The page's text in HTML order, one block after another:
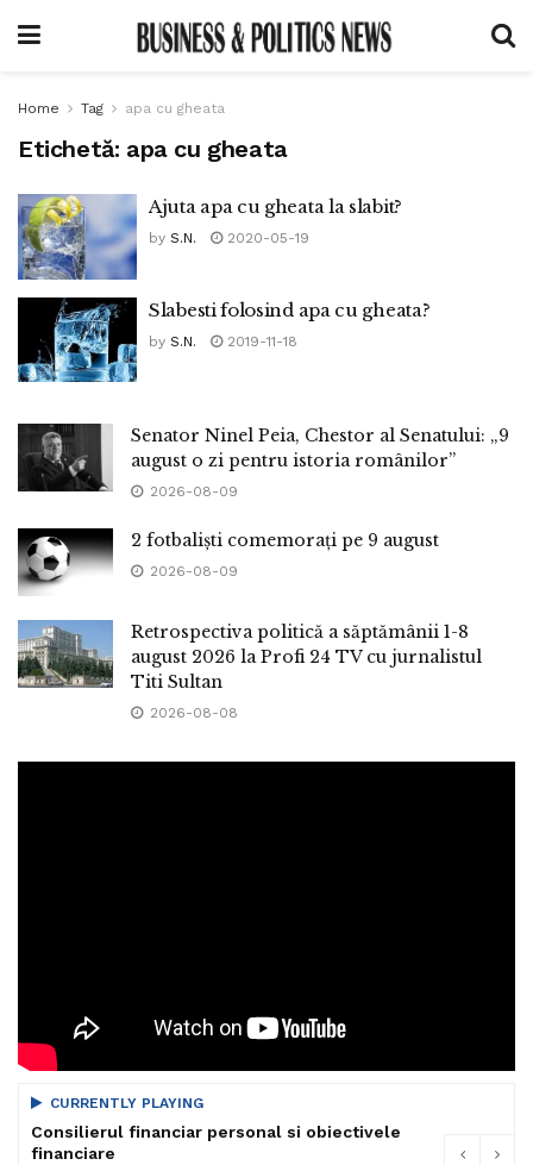
Home Tag apa cu gheata
Etichetă: apa cu gheata
Ajuta apa cu gheata la slabit?
by S.N. 2020-05-19
Slabesti folosind apa cu gheata?
by S.N. 2019-11-18
Senator Ninel Peia, Chestor al Senatului: „9
august o zi pentru istoria românilor”
2026-08-09
2 fotbaliști comemorați pe 9 august
2026-08-09
Retrospectiva politică a săptămânii 1-8
august 2026 la Profi 24 TV cu jurnalistul
Titi Sultan
2026-08-08
CURRENTLY PLAYING
Consilierul financiar personal si obiectivele
financiare